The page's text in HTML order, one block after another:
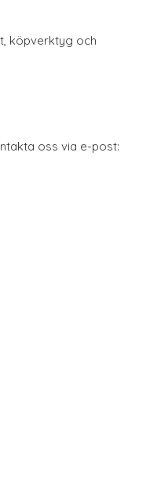
köpverktyg och
oss via e-post: